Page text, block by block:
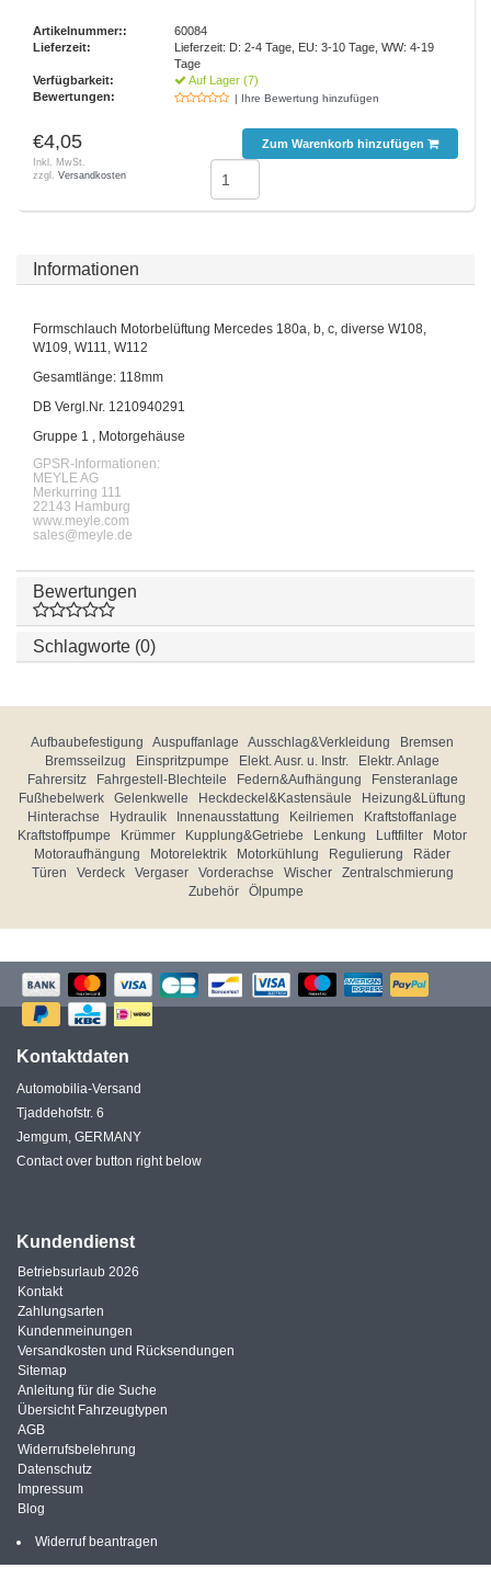
Artikelnummer::
60084
Lieferzeit:
Lieferzeit: D: 2-4 Tage, EU: 3-10 Tage, WW: 4-19
Tage
Verfügbarkeit:
Auf Lager (7)
Bewertungen:
| Ihre Bewertung hinzufügen
€4,05
Inkl. MwSt.
zzgl. Versandkosten
Zum Warenkorb hinzufügen
Informationen
Formschlauch Motorbelüftung Mercedes 180a, b, c, diverse W108,
W109, W111, W112
Gesamtlänge: 118mm
DB Vergl.Nr. 1210940291
Gruppe 1 , Motorgehäuse
GPSR-Informationen:
MEYLE AG
Merkurring 111
22143 Hamburg
www.meyle.com
sales@meyle.de
Bewertungen
Schlagworte (0)
Aufbaubefestigung Auspuffanlage Ausschlag&Verkleidung
Bremsen
Bremsseilzug
Einspritzpumpe Elekt. Ausr. u. Instr.
Elektr. Anlage
Fahrersitz
Fahrgestell-Blechteile Federn&Aufhängung
Fensteranlage
Fußhebelwerk
Gelenkwelle Heckdeckel&Kastensäule
Heizung&Lüftung
Hinterachse
Hydraulik Innenausstattung Keilriemen
Kraftstoffanlage
Kraftstoffpumpe
Krümmer Kupplung&Getriebe Lenkung Luftfilter
Motor
Motoraufhängung
Motorelektrik Motorkühlung Regulierung
Räder
Türen
Verdeck Vergaser Vorderachse Wischer
Zentralschmierung
Zubehör
Ölpumpe
Kontaktdaten
Automobilia-Versand
Tjaddehofstr. 6
Jemgum, GERMANY
Contact over button right below
Kundendienst
Betriebsurlaub 2026
Kontakt
Zahlungsarten
Kundenmeinungen
Versandkosten und Rücksendungen
Sitemap
Anleitung für die Suche
Übersicht Fahrzeugtypen
AGB
Widerrufsbelehrung
Datenschutz
Impressum
Blog
Widerruf beantragen